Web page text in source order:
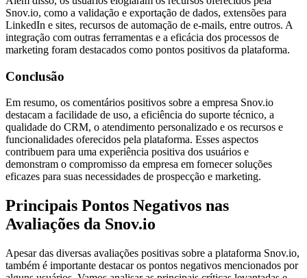
Snov.io, como a validação e exportação de dados, extensões para
LinkedIn e sites, recursos de automação de e-mails, entre outros. A
integração com outras ferramentas e a eficácia dos processos de
marketing foram destacados como pontos positivos da plataforma.
Conclusão
Em resumo, os comentários positivos sobre a empresa Snov.io
destacam a facilidade de uso, a eficiência do suporte técnico, a
qualidade do CRM, o atendimento personalizado e os recursos e
funcionalidades oferecidos pela plataforma. Esses aspectos
contribuem para uma experiência positiva dos usuários e
demonstram o compromisso da empresa em fornecer soluções
eficazes para suas necessidades de prospecção e marketing.
Principais Pontos Negativos nas
Avaliações da Snov.io
Apesar das diversas avaliações positivas sobre a plataforma Snov.io,
também é importante destacar os pontos negativos mencionados por